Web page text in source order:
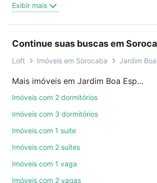
oferta ideal de Imóveis com 3 suites à
Jardim Boa Esperança, Sorocaba, SP
ou por videochamada, é grátis, sem
você ainda conta com mais de 46 mil
de imóveis.
ruas, bairros e até condomínios
também pode usar os filtros como
quartos, suítes, com ou sem vaga de
Exibir mais
Continue suas buscas em
Loft Imóveis em Sorocaba Jardim
Mais imóveis em Jardim Boa Esperança
Imóveis com 2 dormitórios
Imóveis com 3 dormitórios
Imóveis com 1 suíte
Imóveis com 2 suítes
Imóveis com 1 vaga
Imóveis com 2 vagas